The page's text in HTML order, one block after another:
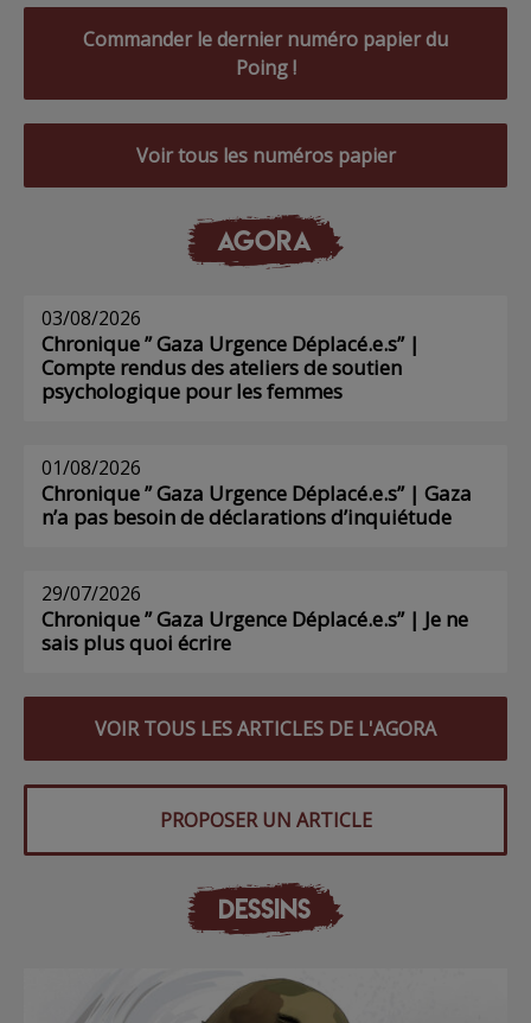
Commander le dernier numéro papier du
Poing !
Voir tous les numéros papier
AGORA
03/08/2026
Chronique ” Gaza Urgence Déplacé.e.s” |
Compte rendus des ateliers de soutien
psychologique pour les femmes
01/08/2026
Chronique ” Gaza Urgence Déplacé.e.s” | Gaza
n’a pas besoin de déclarations d’inquiétude
29/07/2026
Chronique ” Gaza Urgence Déplacé.e.s” | Je ne
sais plus quoi écrire
VOIR TOUS LES ARTICLES DE L'AGORA
PROPOSER UN ARTICLE
DESSINS